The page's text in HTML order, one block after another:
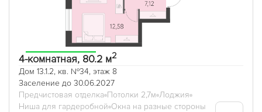
4-комнатная, 80.2 м2
Дом 13.1.2, кв. №34, этаж 8
Заселение до 30.06.2027
Предчистовая отделка Потолки 2,7м Лоджия
Ниша для гардеробной Окна на разные стороны